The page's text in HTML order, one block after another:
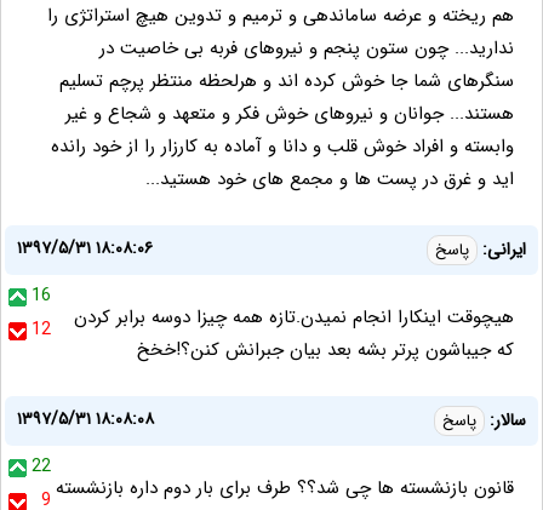
هم ریخته و عرضه ساماندهی و ترمیم و تدوین هیچ استراتژی را
ندارید... چون ستون پنجم و نیروهای فربه بی خاصیت در
سنگرهای شما جا خوش کرده اند و هرلحظه منتظر پرچم تسلیم
هستند... جوانان و نیروهای خوش فکر و متعهد و شجاع و غیر
وابسته و افراد خوش قلب و دانا و آماده به کارزار را از خود رانده
اید و غرق در پست ها و مجمع های خود هستید...
ایرانی: پاسخ
۱۳۹۷/۵/۳۱ ۱۸:۰۸:۰۶
16
12
هیچوقت اینکارا انجام نمیدن.تازه همه چیزا دوسه برابر کردن
که جیباشون پرتر بشه بعد بیان جبرانش کنن؟!خخخ
سالار: پاسخ
۱۳۹۷/۵/۳۱ ۱۸:۰۸:۰۸
22
9 قانون بازنشسته ها چی شد؟؟ طرف برای بار دوم داره بازنشسته